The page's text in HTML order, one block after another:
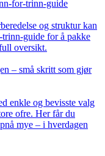
for-trinn-guide
og struktur kan
guide for å pakke
oversikt.
– små skritt som gjør
enkle og bevisste valg
ofre. Her får du
mye – i hverdagen